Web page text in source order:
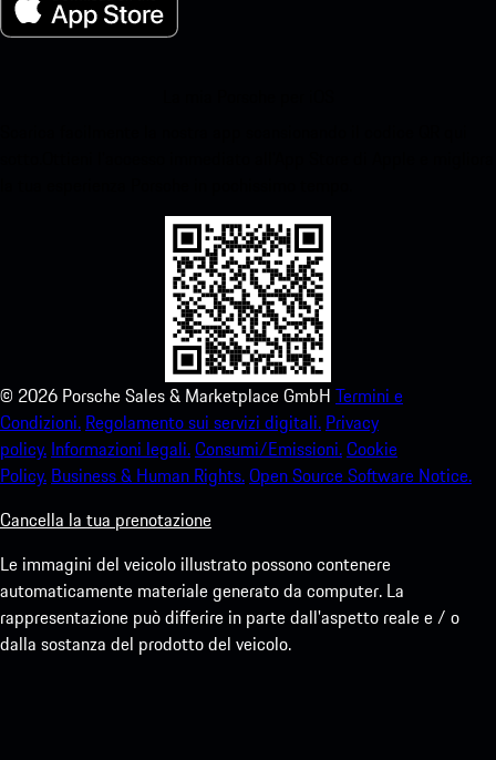
© 2026 Porsche Sales & Marketplace GmbH Termini e
Condizioni. Regolamento sui servizi digitali. Privacy
policy. Informazioni legali.Consumi/Emissioni.Cookie
Policy. Business & Human Rights.Open Source Software Notice.
Cancella la tua prenotazione
Le immagini del veicolo illustrato possono contenere
automaticamente materiale generato da computer. La
rappresentazione può differire in parte dall'aspetto reale e / o
dalla sostanza del prodotto del veicolo.